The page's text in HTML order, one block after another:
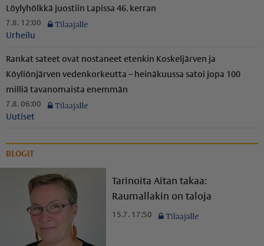
Löylyhölkkä juostiin Lapissa 46. kerran
7.8. 12:00
Urheilu
Rankat sateet ovat nostaneet etenkin Koskeljärven ja
Köyliönjärven vedenkorkeutta – heinäkuussa satoi jopa 100
milliä tavanomaista enemmän
7.8. 06:00
Uutiset
BLOGIT
Tarinoita Aitan takaa:
Raumallakin on taloja
15.7. 17:50